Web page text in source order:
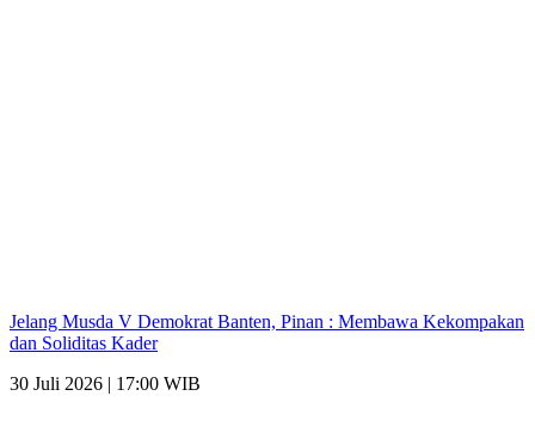
Jelang Musda V Demokrat Banten, Pinan : Membawa Kekompakan
dan Soliditas Kader
30 Juli 2026 | 17:00 WIB